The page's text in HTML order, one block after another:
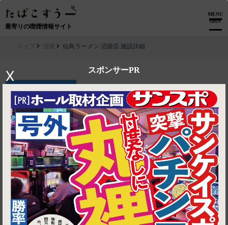
最寄りの喫煙情報サイト
MENU
OPEN
スポンサーPR
X
トップ 沼袋 仙鳥ラーメン 沼袋店 施設詳細
沼袋│仙鳥ラーメン 沼袋店